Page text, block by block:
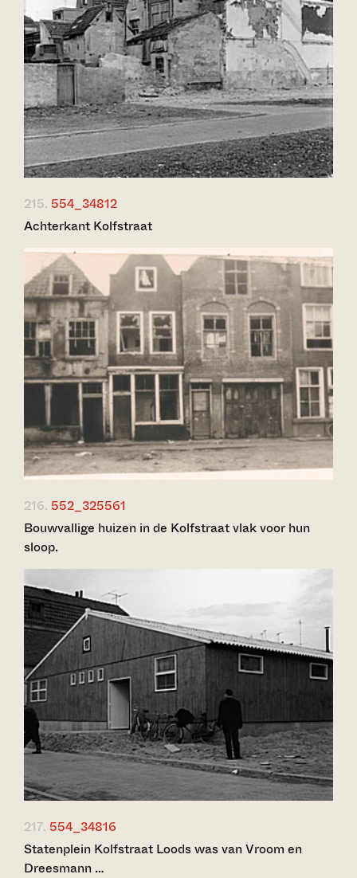
215. 554_34812
Achterkant Kolfstraat
216. 552_325561
Bouwvallige huizen in de Kolfstraat vlak voor hun
sloop.
217. 554_34816
Statenplein Kolfstraat Loods was van Vroom en
Dreesmann …